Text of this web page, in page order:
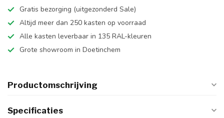
Gratis bezorging (uitgezonderd Sale)
Altijd meer dan 250 kasten op voorraad
Alle kasten leverbaar in 135 RAL-kleuren
Grote showroom in Doetinchem
Productomschrijving
Specificaties